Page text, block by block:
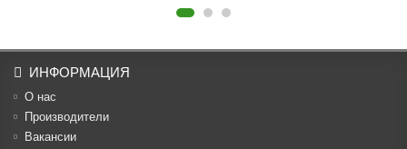
ИНФОРМАЦИЯ
О нас
Производители
Вакансии